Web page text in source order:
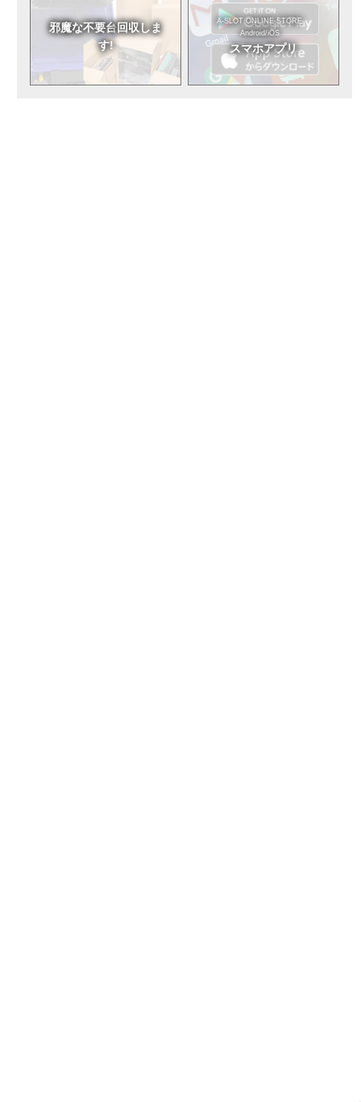
邪魔な不要台回収しま
す!
A-SLOT ONLINE STORE
Android/iOS
スマホアプリ